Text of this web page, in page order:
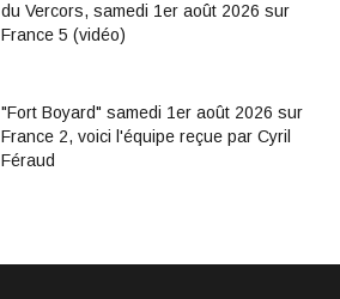
du Vercors, samedi 1er août 2026 sur
France 5 (vidéo)
"Fort Boyard" samedi 1er août 2026 sur
France 2, voici l'équipe reçue par Cyril
Féraud